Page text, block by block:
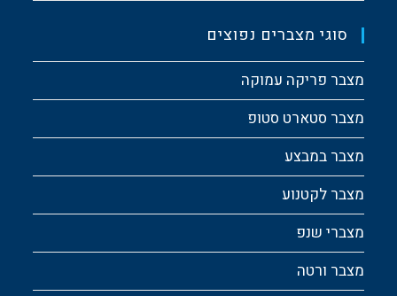
סוגי מצברים נפוצים
מצבר פריקה עמוקה
מצבר סטארט סטופ
מצבר במבצע
מצבר לקטנוע
מצברי שנפ
מצבר ורטה